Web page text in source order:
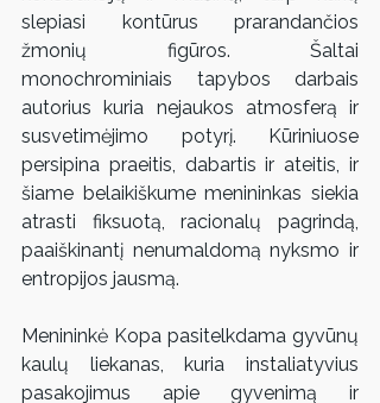
slepiasi kontūrus prarandančios
žmonių figūros. Šaltai
monochrominiais tapybos darbais
autorius kuria nejaukos atmosferą ir
susvetimėjimo potyrį. Kūriniuose
persipina praeitis, dabartis ir ateitis, ir
šiame belaikiškume menininkas siekia
atrasti fiksuotą, racionalų pagrindą,
paaiškinantį nenumaldomą nyksmo ir
entropijos jausmą.
Menininkė Kopa pasitelkdama gyvūnų
kaulų liekanas, kuria instaliatyvius
pasakojimus apie gyvenimą ir